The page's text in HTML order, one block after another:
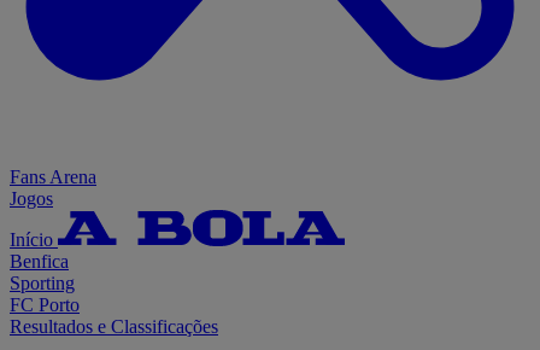
Fans Arena
Jogos
Início
Benfica
Sporting
FC Porto
Resultados e Classificações